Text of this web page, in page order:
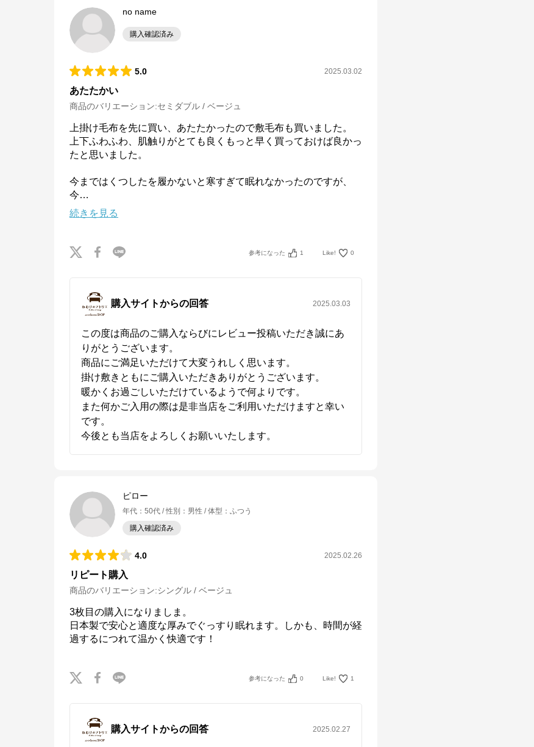
no name
購入確認済み
5.0 2025.03.02
あたたかい
商品のバリエーション:セミダブル / ベージュ
上掛け毛布を先に買い、あたたかったので敷毛布も買いました。
上下ふわふわ、肌触りがとても良くもっと早く買っておけば良かっ
たと思いました。
今まではくつしたを履かないと寒すぎて眠れなかったのですが、
今…
続きを見る
参考になった 1 Like! 0
購入サイトからの回答 2025.03.03
この度は商品のご購入ならびにレビュー投稿いただき誠にあ
りがとうございます。
商品にご満足いただけて大変うれしく思います。
掛け敷きともにご購入いただきありがとうございます。
暖かくお過ごしいただけているようで何よりです。
また何かご入用の際は是非当店をご利用いただけますと幸い
です。
今後とも当店をよろしくお願いいたします。
ピロー
年代 ： 50代 性別 ： 男性 体型 ： ふつう
購入確認済み
4.0 2025.02.26
リピート購入
商品のバリエーション:シングル / ベージュ
3枚目の購入になりましま。
日本製で安心と適度な厚みでぐっすり眠れます。しかも、時間が経
過するにつれて温かく快適です！
参考になった 0 Like! 1
購入サイトからの回答 2025.02.27
ねむりのアトリエOnlineSHOP
公式ECサイト
※外部サイトが開きます
ねむりのアトリエOnline SHOPは、京都の寝具総合メーカー「ロマンス小
杉」が運営するオンラインショップです。
「京都スリープサイエンスラボ」を社内に構え、科学的なエビデンスに基づ